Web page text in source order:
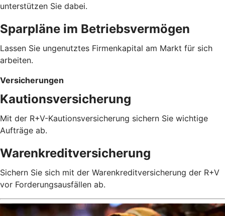
unterstützen Sie dabei.
Sparpläne im Betriebsvermögen
Lassen Sie ungenutztes Firmenkapital am Markt für sich
arbeiten.
Versicherungen
Kautionsversicherung
Mit der R+V-Kautionsversicherung sichern Sie wichtige
Aufträge ab.
Warenkreditversicherung
Sichern Sie sich mit der Warenkreditversicherung der R+V
vor Forderungsausfällen ab.